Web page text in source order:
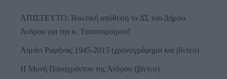
ΑΠΙΣΤΕΥΤΟ: Ιδιωτική υπόθεση το ΔΣ του Δήμου
Άνδρου για την κ. Τσατσομοίρου!
Λιμάνι Ραφήνας 1945-2015 (χρονογράφημα και βίντεο)
Η Μονή Παναχράντου της Άνδρου (βίντεο)